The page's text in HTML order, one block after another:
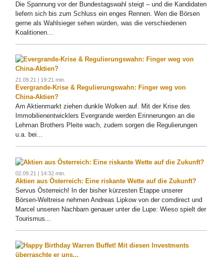
Die Spannung vor der Bundestagswahl steigt – und die Kandidaten
liefern sich bis zum Schluss ein enges Rennen. Wen die Börsen
gerne als Wahlsieger sehen würden, was die verschiedenen
Koalitionen...
21.09.21 | 19:21 min.
Evergrande-Krise & Regulierungswahn: Finger weg von
China-Aktien?
Am Aktienmarkt ziehen dunkle Wolken auf. Mit der Krise des
Immobilienentwicklers Evergrande werden Erinnerungen an die
Lehman Brothers Pleite wach, zudem sorgen die Regulierungen
u.a. bei...
02.09.21 | 14:32 min.
Aktien aus Österreich: Eine riskante Wette auf die Zukunft?
Servus Österreich! In der bisher kürzesten Etappe unserer
Börsen-Weltreise nehmen Andreas Lipkow von der comdirect und
Marcel unseren Nachbarn genauer unter die Lupe: Wieso spielt der
Tourismus...